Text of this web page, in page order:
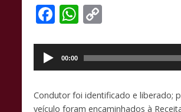
F
e
b
o
W
at
s
A
C
p
y
Li
Tocador
áudio
00:00
Condutor foi identificado e liberado;
veículo foram encaminhados à